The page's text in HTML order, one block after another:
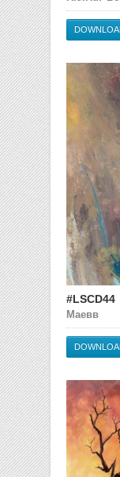
#LSCD44
Маевв